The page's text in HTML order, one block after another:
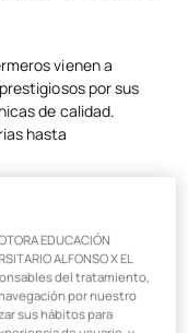
vienen a
por sus
de calidad.
hasta
realidad
última tecnología
Utilizarás
el potencial
cuidados y a la
EDUCACIÓN
ALFONSO X EL
del tratamiento,
por nuestro
sus hábitos para